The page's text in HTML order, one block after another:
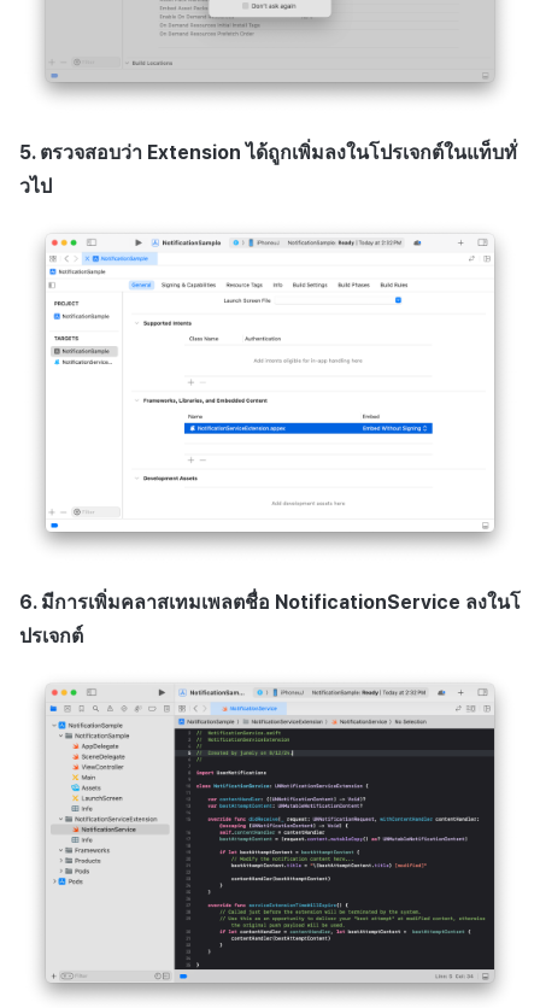
5. ตรวจสอบว่า Extension ได้ถูกเพิ่มลงในโปรเจกต์ในแท็บทั่
วไป
6. มีการเพิ่มคลาสเทมเพลตชื่อ NotificationService ลงในโ
ปรเจกต์